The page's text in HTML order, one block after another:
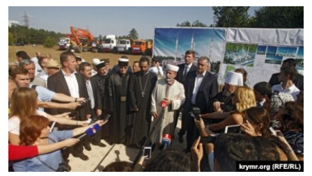
ВСЕ ЗА ДЕНЬ
СПЕЦПРОЕКТИ
ДЕПОРТАЦІЯ
ВІДЕОУРОКИ «ELIFBE»
СВІДЧЕННЯ ОКУПАЦІЇ
УКРАЇНСЬКА ПРОБЛЕМА КРИМУ
ІНФОГРАФІКА
ЯК ОБІЙТИ БЛОКУВАННЯ
Русский
Qırımtatar
ДОЛУЧАЙСЯ!